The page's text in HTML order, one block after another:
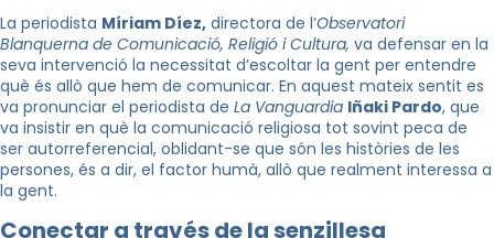
La periodista Míriam Díez, directora de l’Observatori
Blanquerna de Comunicació, Religió i Cultura, va defensar en la
seva intervenció la necessitat d’escoltar la gent per entendre
què és allò que hem de comunicar. En aquest mateix sentit es
va pronunciar el periodista de La Vanguardia Iñaki Pardo, que
va insistir en què la comunicació religiosa tot sovint peca de
ser autorreferencial, oblidant-se que són les històries de les
persones, és a dir, el factor humà, allò que realment interessa a
la gent.
Conectar a través de la senzillesa